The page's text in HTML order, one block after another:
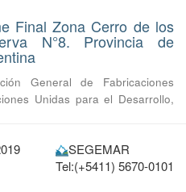
Final Zona Cerro de los
N°8. Provincia de
General de Fabricaciones
Unidas para el Desarrollo,
SEGEMAR
Tel:(+5411) 5670-0101